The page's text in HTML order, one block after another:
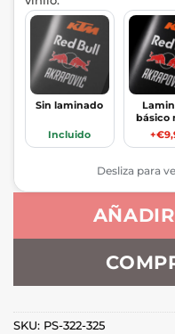
Sin laminado
Incluido
básico
Desliza para
SKU: PS-322-325